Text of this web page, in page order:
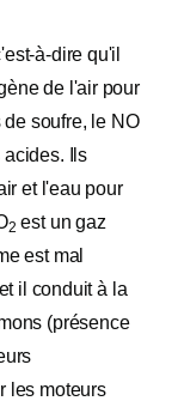
à-dire qu'il
de l'air pour
de soufre, le NO
Ils
et l'eau pour
2 est un gaz
est mal
il conduit à la
(présence
les moteurs